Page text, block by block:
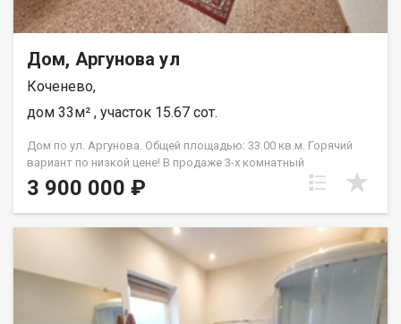
Дом, Аргунова ул
Коченево,
дом 33м² , участок 15.67 сот.
Дом по ул. Аргунова. Общей площадью: 33.00 кв.м. Горячий
вариант по низкой цене! В продаже 3-х комнатный
ОТДЕЛЬНОСТОЯЩИЙ дом! 2 небольших спальни! Большая
гостиная. Уютная кухня для ваших посиделок. Раздельный
санузел (душевая кабина). ТУАЛЕТ в доме! Установлен бойлер
для воды. Газовое отопление.центральное
водоснабжение.септик. Земельный участок 15 соток! Имеется
свежая банька. Раздельные парилка.мойка (отделана
деревом). Большая комната для отдыха. На полу выложена
плитка (система теплый пол). Мансарда над баней - холодная.
Есть лестница, возможно утеплить, (доп. место для досуга).
3 900 000 ₽